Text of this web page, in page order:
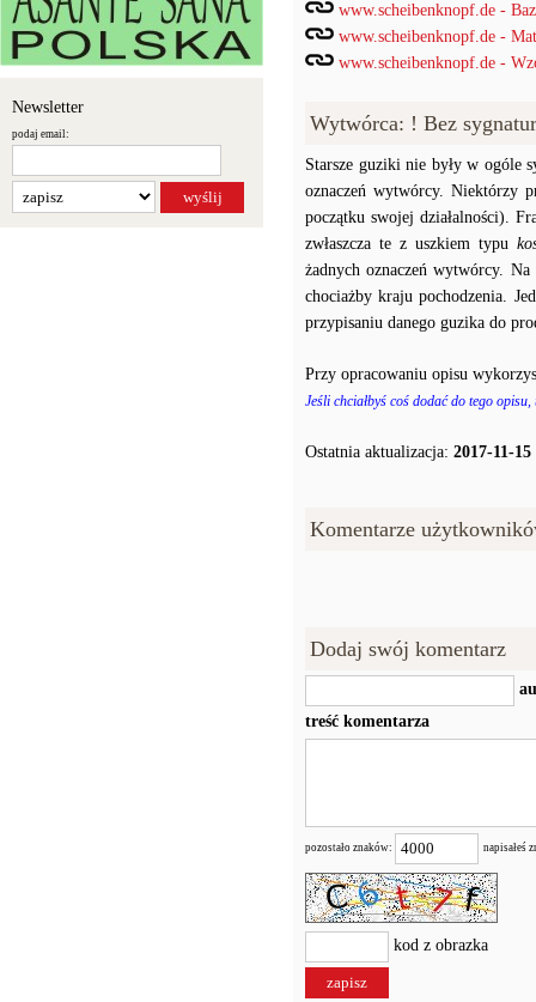
Newsletter
podaj email:
www.scheibenknopf.de -
www.scheibenknopf.de -
www.scheibenknopf.de -
Wytwórca: ! Bez
Starsze guziki nie były w ogóle
oznaczeń wytwórcy. Niektórzy
początku swojej działalności).
zwłaszcza te z uszkiem typu
żadnych oznaczeń wytwórcy.
chociażby kraju pochodzenia.
przypisaniu danego guzika do
Przy opracowaniu opisu
Jeśli chciałbyś coś dodać do tego
Ostatnia aktualizacja: 2017-11-15
Komentarze
Dodaj swój komentarz
treść komentarza
pozostało znaków: napisałeś
kod z obrazka